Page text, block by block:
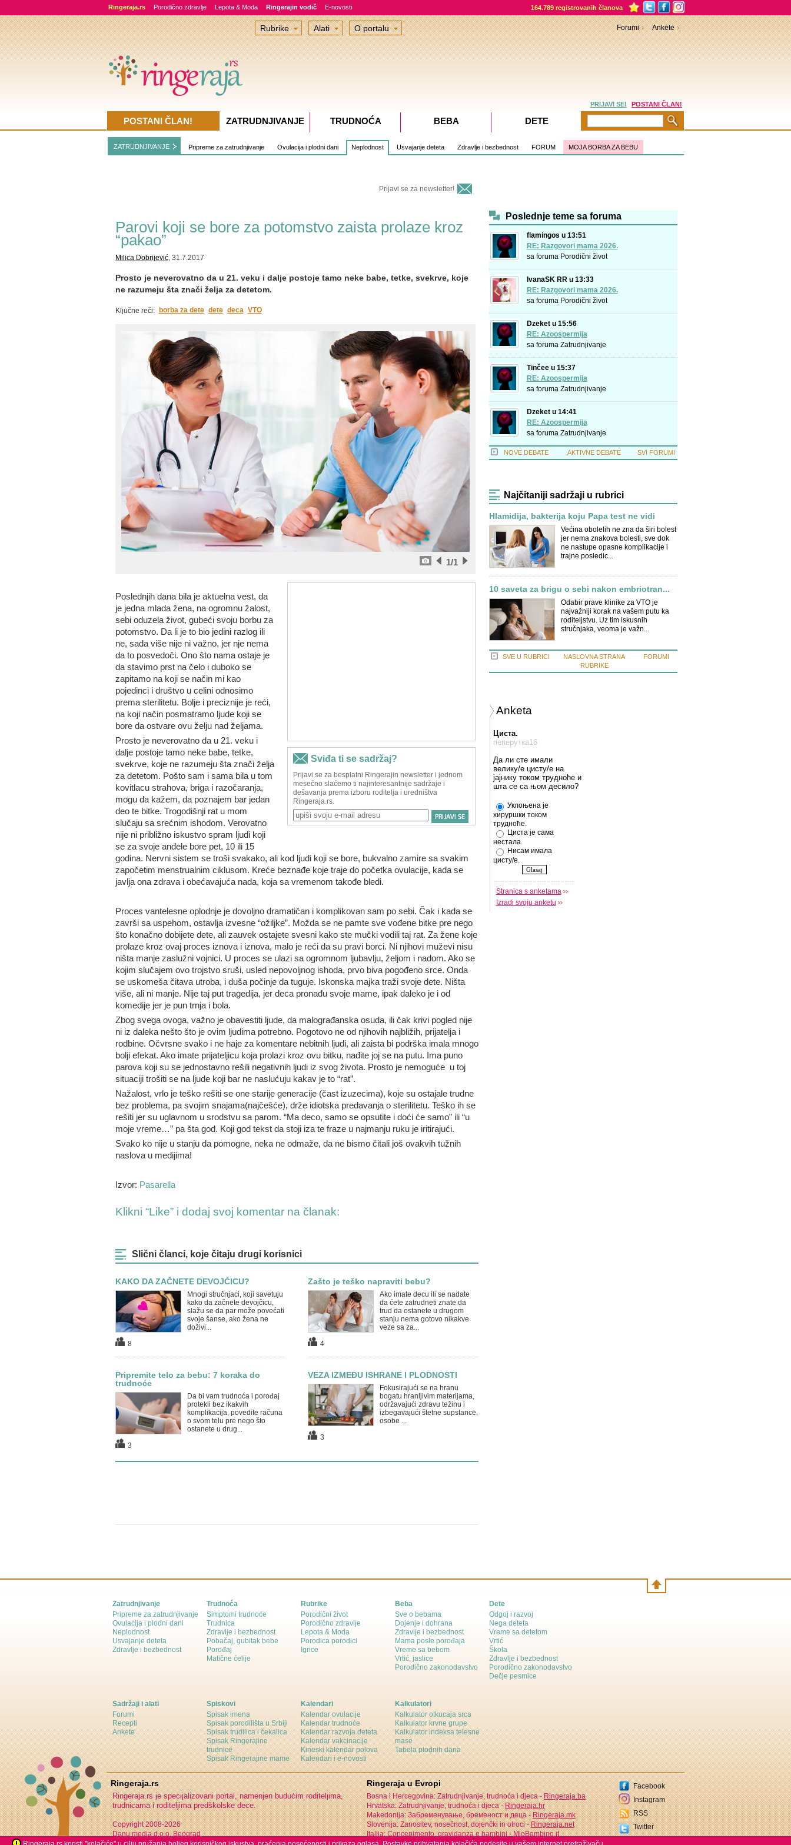
Ringeraja.rs Porodično zdravlje Lepota & Moda Ringerajin vodič E-novosti 164.789 registrovanih članova
ZATRUDNJIVANJE Pripreme za zatrudnjivanje Ovulacija i plodni dani Neplodnost Usvajanje deteta Zdravlje i bezbednost FORUM MOJA BORBA ZA BEBU
Prijavi se za newsletter!
Parovi koji se bore za potomstvo zaista prolaze kroz
“pakao”
Milica Dobrijević, 31.7.2017
Prosto je neverovatno da u 21. veku i dalje postoje tamo neke babe, tetke, svekrve, koje
ne razumeju šta znači želja za detetom.
Ključne reči: borba za dete dete deca VTO
/1
1
Poslednjih dana bila je aktuelna vest, da
je jedna mlada žena, na ogromnu žalost,
sebi oduzela život, gubeći svoju borbu za
potomstvo. Da li je to bio jedini razlog ili
ne, sada više nije ni važno, jer nje nema
da to posvedoči. Ono što nama ostaje je
da stavimo prst na čelo i duboko se
zapitamo na koji se način mi kao
pojedinci i društvo u celini odnosimo
prema sterilitetu. Bolje i preciznije je reći,
na koji način posmatramo ljude koji se
bore da ostvare ovu želju nad željama.
Prosto je neverovatno da u 21. veku i
dalje postoje tamo neke babe, tetke,
svekrve, koje ne razumeju šta znači želja
za detetom. Pošto sam i sama bila u tom
kovitlacu strahova, briga i razočaranja,
mogu da kažem, da poznajem bar jedan
deo te bitke. Trogodišnji rat u mom
slučaju sa srećnim ishodom. Verovatno
nije ni približno iskustvo spram ljudi koji
se za svoje anđele bore pet, 10 ili 15
godina. Nervni sistem se troši svakako, ali kod ljudi koji se bore, bukvalno zamire sa svakim
započetim menstrualnim ciklusom. Kreće beznađe koje traje do početka ovulacije, kada se
javlja ona zdrava i obećavajuća nada, koja sa vremenom takođe bledi.
Proces vantelesne oplodnje je dovoljno dramatičan i komplikovan sam po sebi. Čak i kada se
završi sa uspehom, ostavlja izvesne “ožiljke”. Možda se ne pamte sve vođene bitke pre nego
što konačno dobijete dete, ali zauvek ostajete svesni kako ste mučki vodili taj rat. Za žene koje
prolaze kroz ovaj proces iznova i iznova, malo je reći da su pravi borci. Ni njihovi muževi nisu
ništa manje zaslužni vojnici. U proces se ulazi sa ogromnom ljubavlju, željom i nadom. Ako se
kojim slučajem ovo trojstvo sruši, usled nepovoljnog ishoda, prvo biva pogođeno srce. Onda
se uskomeša čitava utroba, i duša počinje da tuguje. Iskonska majka traži svoje dete. Ništa
više, ali ni manje. Nije taj put tragedija, jer deca pronađu svoje mame, ipak daleko je i od
komedije jer je pun trnja i bola.
Zbog svega ovoga, važno je obavestiti ljude, da malograđanska osuda, ili čak krivi pogled nije
ni iz daleka nešto što je ovim ljudima potrebno. Pogotovo ne od njihovih najbližih, prijatelja i
rodbine. Očvrsne svako i ne haje za komentare nebitnih ljudi, ali zaista bi podrška imala mnogo
bolji efekat. Ako imate prijateljicu koja prolazi kroz ovu bitku, nađite joj se na putu. Ima puno
parova koji su se jednostavno rešili negativnih ljudi iz svog života. Prosto je nemoguće u toj
situaciji trošiti se na ljude koji bar ne naslućuju kakav je to “rat”.
Nažalost, vrlo je teško rešiti se one starije generacije (čast izuzecima), koje su ostajale trudne
bez problema, pa svojim snajama(najčešće), drže idiotska predavanja o sterilitetu. Teško ih se
rešiti jer su uglavnom u srodstvu sa parom. “Ma deco, samo se opsutite i doći će samo” ili “u
moje vreme…” pa šta god. Koji god tekst da stoji iza te fraze u najmanju ruku je iritirajući.
Svako ko nije u stanju da pomogne, neka ne odmaže, da ne bismo čitali još ovakvih tužnih
naslova u medijima!
Izvor: Pasarella
Klikni “Like” i dodaj svoj komentar na članak:
Slični članci, koje čitaju drugi korisnici
KAKO DA ZAČNETE DEVOJČICU?
Mnogi stručnjaci, koji savetuju
kako da začnete devojčicu,
slažu se da par može povećati
svoje šanse, ako žena ne
doživi...
8
Zašto je teško napraviti bebu?
Ako imate decu ili se nadate
da ćete zatrudneti znate da
trud da ostanete u drugom
stanju nema gotovo nikakve
veze sa za...
4
Pripremite telo za bebu: 7 koraka do
trudnoće
Da bi vam trudnoća i porođaj
protekli bez ikakvih
komplikacija, povedite računa
o svom telu pre nego što
ostanete u drug...
3
VEZA IZMEĐU ISHRANE I PLODNOSTI
Fokusirajući se na hranu
bogatu hranljivim materijama,
održavajući zdravu težinu i
izbegavajući štetne supstance,
osobe ...
3
Poslednje teme sa foruma
flamingos u 13:51
RE: Razgovori mama 2026.
sa foruma Porodični život
IvanaSK RR u 13:33
RE: Razgovori mama 2026.
sa foruma Porodični život
Dzeket u 15:56
RE: Azoospermija
sa foruma Zatrudnjivanje
Tinčee u 15:37
RE: Azoospermija
sa foruma Zatrudnjivanje
Dzeket u 14:41
RE: Azoospermija
sa foruma Zatrudnjivanje
NOVE DEBATE AKTIVNE DEBATE SVI FORUMI
Najčitaniji sadržaji u rubrici
Hlamidija, bakterija koju Papa test ne vidi
Većina obolelih ne zna da širi bolest
jer nema znakova bolesti, sve dok
ne nastupe opasne komplikacije i
trajne posledic...
10 saveta za brigu o sebi nakon embriotran...
Odabir prave klinike za VTO je
najvažniji korak na vašem putu ka
roditeljstvu. Uz tim iskusnih
stručnjaka, veoma je važn...
SVE U RUBRICI
NASLOVNA STRANA
RUBRIKE
FORUMI
Anketa
Циста.
пеперутка16
Да ли сте имали
велику/е цисту/е на
јајнику током трудноће и
шта се са њом десило?
Уклоњена је
хируршки током
трудноће.
Циста је сама
нестала.
Нисам имала
цисту/е.
Stranica s anketama
Izradi svoju anketu
Rubrike Alati O portalu Forumi Ankete
PRIJAVI SE! POSTANI ČLAN!
POSTANI ČLAN! ZATRUDNJIVANJE TRUDNOĆA BEBA DETE
Zatrudnjivanje
Pripreme za zatrudnjivanje
Ovulacija i plodni dani
Neplodnost
Usvajanje deteta
Zdravlje i bezbednost
Trudnoća
Simptomi trudnoće
Trudnica
Zdravlje i bezbednost
Pobačaj, gubitak bebe
Porođaj
Matične ćelije
Rubrike
Porodični život
Porodično zdravlje
Lepota & Moda
Porodica porodici
Igrice
Beba
Sve o bebama
Dojenje i dohrana
Zdravlje i bezbednost
Mama posle porođaja
Vreme sa bebom
Vrtić, jaslice
Porodično zakonodavstvo
Dete
Odgoj i razvoj
Nega deteta
Vreme sa detetom
Vrtić
Škola
Zdravlje i bezbednost
Porodično zakonodavstvo
Dečje pesmice
Sadržaji i alati
Forumi
Recepti
Ankete
Spiskovi
Spisak imena
Spisak porodilišta u Srbiji
Spisak trudilica i čekalica
Spisak Ringerajine
trudnice
Spisak Ringerajine mame
Kalendari
Kalendar ovulacije
Kalendar trudnoće
Kalendar razvoja deteta
Kalendar vakcinacije
Kineski kalendar polova
Kalendari i e-novosti
Kalkulatori
Kalkulator otkucaja srca
Kalkulator krvne grupe
Kalkulator indeksa telesne
mase
Tabela plodnih dana
Ringeraja.rs
Ringeraja.rs je specijalizovani portal, namenjen budućim roditeljima,
trudnicama i roditeljima predškolske dece.
Copyright 2008-2026
Danu media d.o.o. Beograd
Ringeraja u Evropi
Bosna i Hercegovina: Zatrudnjivanje, trudnoća i djeca -Ringeraja.ba
Hrvatska: Zatrudnjivanje, trudnoća i djeca -Ringeraja.hr
Makedonija: Забременување, бременост и деца -Ringeraja.mk
Slovenija: Zanositev, nosečnost, dojenčki in otroci -Ringeraja.net
Italija: Concepimento, gravidanza e bambini -MioBambino.it
Facebook
Instagram
RSS
Twitter